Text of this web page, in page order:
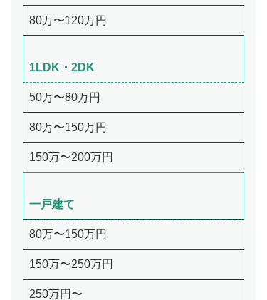
80万〜120万円
1LDK・2DK
50万〜80万円
80万〜150万円
150万〜200万円
一戸建て
80万〜150万円
150万〜250万円
250万円〜